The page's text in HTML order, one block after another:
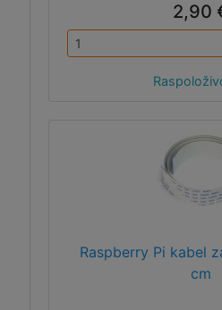
2,90
Raspberry Pi kabel
cm